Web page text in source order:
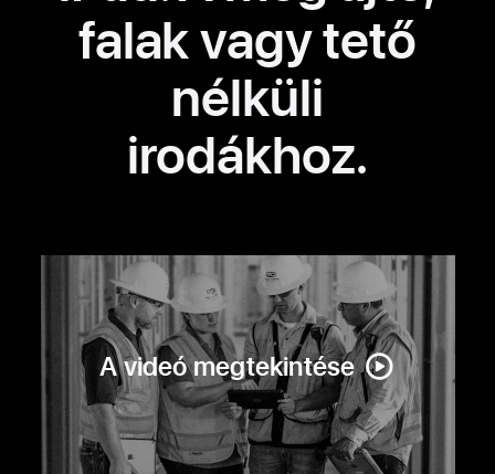
falak vagy tető
nélküli
irodákhoz.
A videó megtekintése